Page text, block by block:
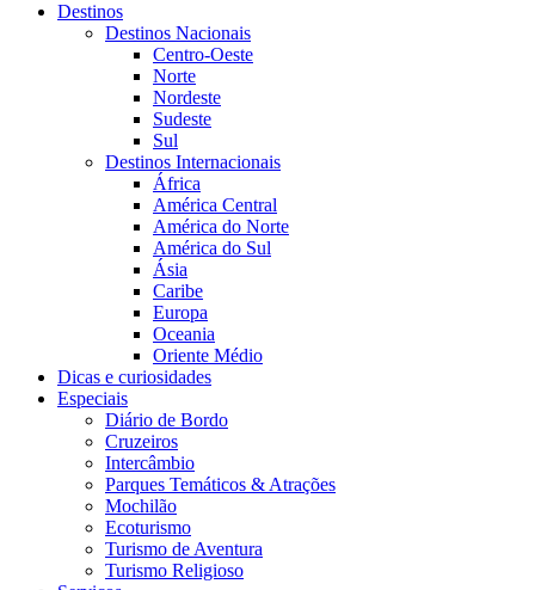
Destinos
Destinos Nacionais
Centro-Oeste
Norte
Nordeste
Sudeste
Sul
Destinos Internacionais
África
América Central
América do Norte
América do Sul
Ásia
Caribe
Europa
Oceania
Oriente Médio
Dicas e curiosidades
Especiais
Diário de Bordo
Cruzeiros
Intercâmbio
Parques Temáticos & Atrações
Mochilão
Ecoturismo
Turismo de Aventura
Turismo Religioso